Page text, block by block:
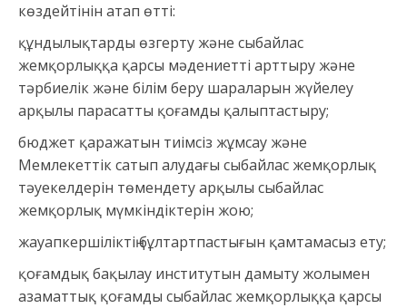
көздейтінін атап өтті:
құндылықтарды өзгерту және сыбайлас
жемқорлыққа қарсы мәдениетті арттыру және
тәрбиелік және білім беру шараларын жүйелеу
арқылы парасатты қоғамды қалыптастыру;
бюджет қаражатын тиімсіз жұмсау және
Мемлекеттік сатып алудағы сыбайлас жемқорлық
тәуекелдерін төмендету арқылы сыбайлас
жемқорлық мүмкіндіктерін жою;
жауапкершіліктің бұлтартпастығын қамтамасыз ету;
қоғамдық бақылау институтын дамыту жолымен
азаматтық қоғамды сыбайлас жемқорлыққа қарсы